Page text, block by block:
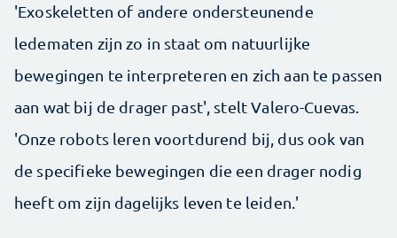
'Exoskeletten of andere ondersteunende
ledematen zijn zo in staat om natuurlijke
bewegingen te interpreteren en zich aan te passen
aan wat bij de drager past', stelt Valero-Cuevas.
'Onze robots leren voortdurend bij, dus ook van
de specifieke bewegingen die een drager nodig
heeft om zijn dagelijks leven te leiden.'